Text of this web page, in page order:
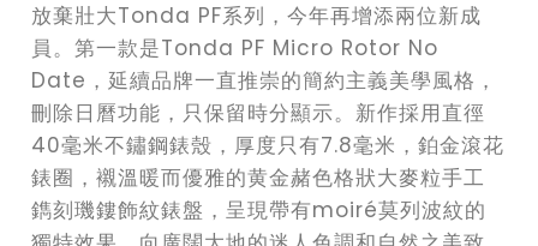
放棄壯大Tonda PF系列，今年再增添兩位新成
員。第一款是Tonda PF Micro Rotor No
Date，延續品牌一直推崇的簡約主義美學風格，
刪除日曆功能，只保留時分顯示。新作採用直徑
40毫米不鏽鋼錶殼，厚度只有7.8毫米，鉑金滾花
錶圈，襯溫暖而優雅的黄金赭色格狀大麥粒手工
鐫刻璣鏤飾紋錶盤，呈現帶有moiré莫列波紋的